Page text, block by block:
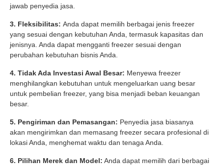
jawab penyedia jasa.
3. Fleksibilitas: Anda dapat memilih berbagai jenis freezer
yang sesuai dengan kebutuhan Anda, termasuk kapasitas dan
jenisnya. Anda dapat mengganti freezer sesuai dengan
perubahan kebutuhan bisnis Anda.
4. Tidak Ada Investasi Awal Besar: Menyewa freezer
menghilangkan kebutuhan untuk mengeluarkan uang besar
untuk pembelian freezer, yang bisa menjadi beban keuangan
besar.
5. Pengiriman dan Pemasangan: Penyedia jasa biasanya
akan mengirimkan dan memasang freezer secara profesional di
lokasi Anda, menghemat waktu dan tenaga Anda.
6. Pilihan Merek dan Model: Anda dapat memilih dari berbagai